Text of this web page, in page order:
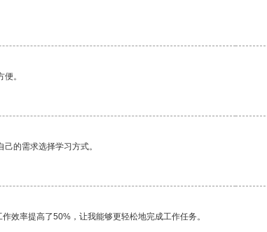
。
的需求选择学习方式。
效率提高了50%，让我能够更轻松地完成工作任务。